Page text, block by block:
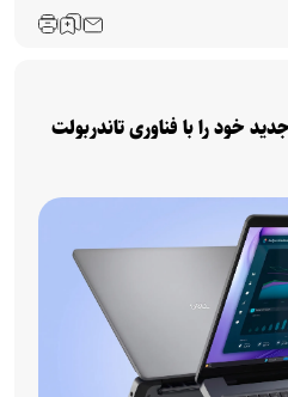
خود را با فناوری تاندربولت